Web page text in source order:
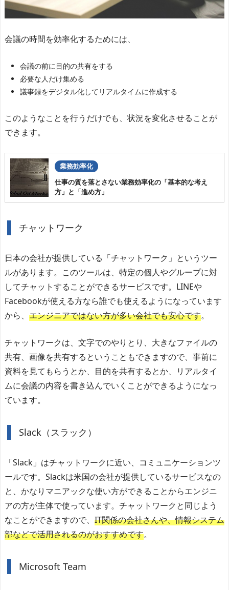
会議の時間を効率化するためには、
会議の前に目的の共有をする
必要な人だけ集める
議事録をデジタル化してリアルタイムに作成する
このようなことを行うだけでも、状況を変化させることが
できます。
業務効率化
仕事の質を落とさない業務効率化の「基本的な考え
方」と「進め方」
チャットワーク
日本の会社が提供している「チャットワーク」というツー
ルがあります。このツールは、特定の個人やグループに対
してチャットすることができるサービスです。LINEや
Facebookが使える方なら誰でも使えるようになっています
から、 エンジニアではない方が多い会社でも安心です。
チャットワークは、文字でのやりとり、大きなファイルの
共有、画像を共有するということもできますので、事前に
資料を見てもらうとか、目的を共有するとか、リアルタイ
ムに会議の内容を書き込んでいくことができるようになっ
ています。
Slack（スラック）
「Slack」はチャットワークに近い、コミュニケーションツ
ールです。Slackは米国の会社が提供しているサービスなの
と、かなりマニアックな使い方ができることからエンジニ
アの方が主体で使っています。チャットワークと同じよう
なことができますので、 IT関係の会社さんや、情報システム
部などで活用されるのがおすすめです。
Microsoft Team